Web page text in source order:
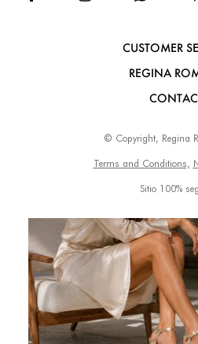
CUSTOMER
REGINA
© Copyright, Regina
Terms and Conditions,
Sitio 100%